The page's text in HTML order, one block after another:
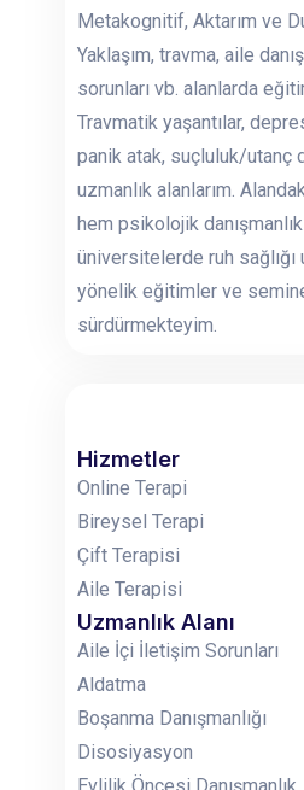
Metakognitif, Aktarım ve
Yaklaşım, travma, aile
sorunları vb. alanlarda
Travmatik yaşantılar,
panik atak, suçluluk/utanç
uzmanlık alanlarım.
hem psikolojik
üniversitelerde ruh sağlığı
yönelik eğitimler ve
sürdürmekteyim.
Hizmetler
Online Terapi
Bireysel Terapi
Çift Terapisi
Aile Terapisi
Uzmanlık Alanı
Aile İçi İletişim Sorunları
Aldatma
Boşanma Danışmanlığı
Disosiyasyon